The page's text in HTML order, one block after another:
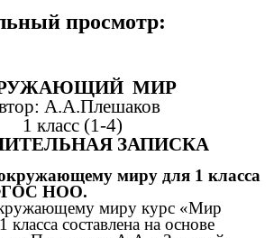
просмотр:
МИР
А.А.Плешаков
1 класс (1-4)
ЗАПИСКА
миру для 1 класса
ФГОС НОО.
миру курс «Мир
класса составлена на основе